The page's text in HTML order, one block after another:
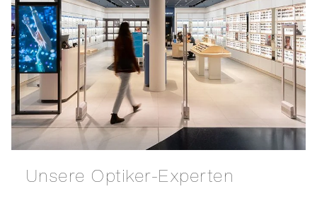
Unsere Optiker-Experten